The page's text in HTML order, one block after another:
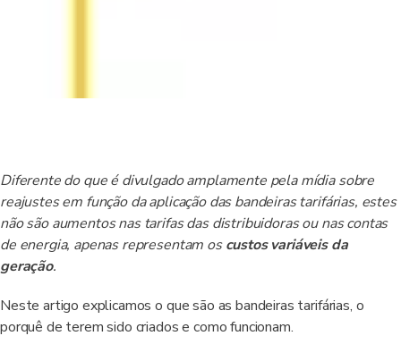
Diferente do que é divulgado amplamente pela mídia sobre
reajustes em função da aplicação das bandeiras tarifárias, estes
não são aumentos nas tarifas das distribuidoras ou nas contas
de energia, apenas representam oscustos variáveis da
geração.
Neste artigo explicamos o que são as bandeiras tarifárias, o
porquê de terem sido criados e como funcionam.